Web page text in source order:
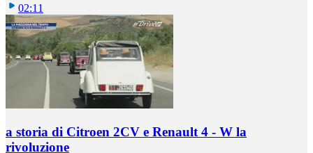
02:11
a storia di Citroen 2CV e Renault 4 - W la
rivoluzione